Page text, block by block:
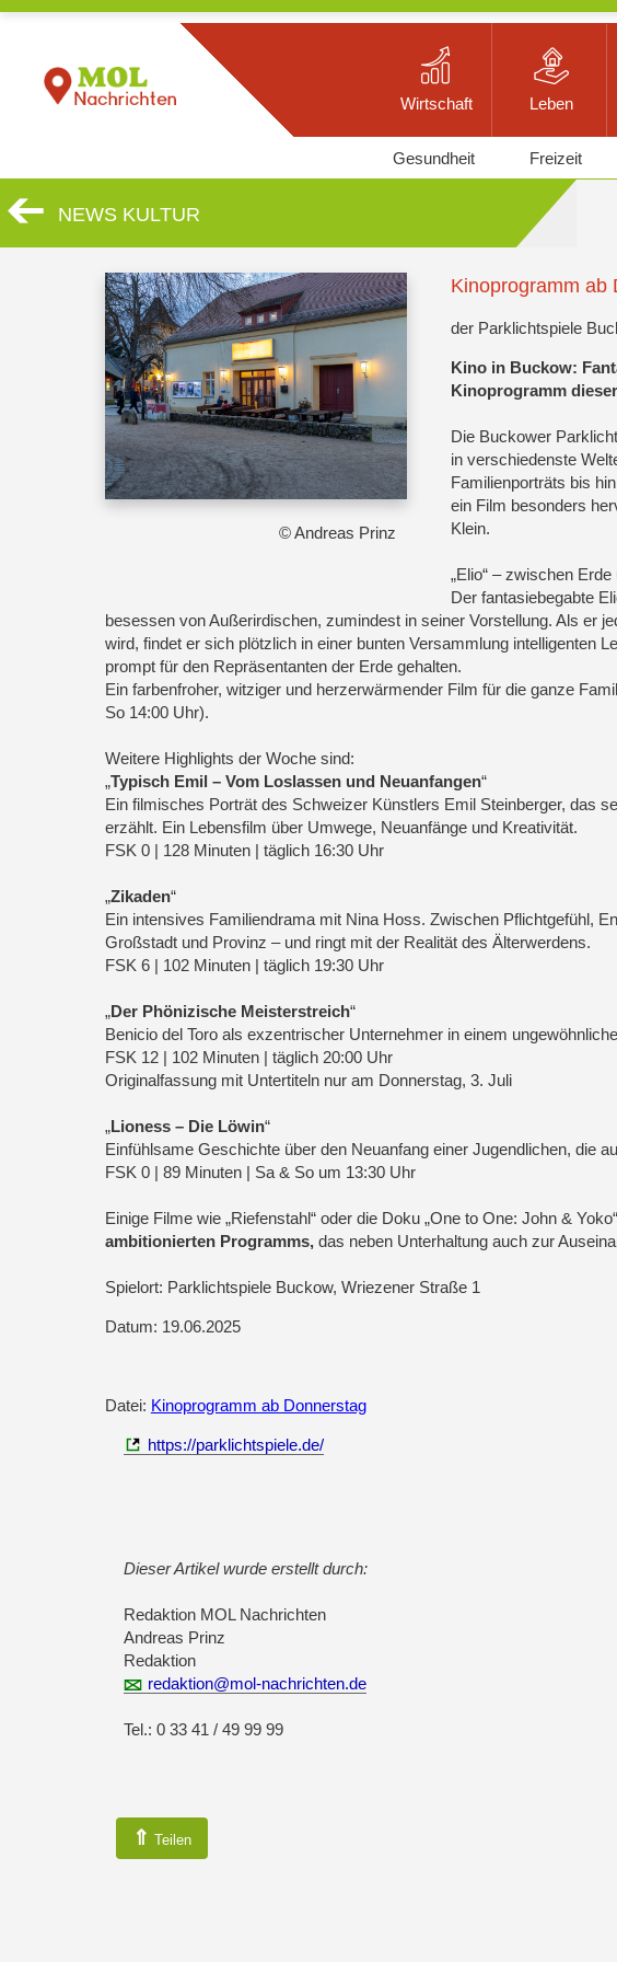
Wirtschaft Leben
Gesundheit Freizeit
NEWS KULTUR
© Andreas Prinz
Kinoprogramm ab
der Parklichtspiele
Kino in Buckow:
Kinoprogramm
Die Buckower
in verschiedenste
Familienporträts bis
ein Film besonders
Klein.
„Elio“ – zwischen
Der fantasiebegabte
besessen von Außerirdischen, zumindest in seiner Vorstellung. Als er
wird, findet er sich plötzlich in einer bunten Versammlung intelligenten
prompt für den Repräsentanten der Erde gehalten.
Ein farbenfroher, witziger und herzerwärmender Film für die ganze
So 14:00 Uhr).
Weitere Highlights der Woche sind:
„Typisch Emil – Vom Loslassen und Neuanfangen“
Ein filmisches Porträt des Schweizer Künstlers Emil Steinberger, das
erzählt. Ein Lebensfilm über Umwege, Neuanfänge und Kreativität.
FSK 0 | 128 Minuten | täglich 16:30 Uhr
„Zikaden“
Ein intensives Familiendrama mit Nina Hoss. Zwischen Pflichtgefühl,
Großstadt und Provinz – und ringt mit der Realität des Älterwerdens.
FSK 6 | 102 Minuten | täglich 19:30 Uhr
„Der Phönizische Meisterstreich“
Benicio del Toro als exzentrischer Unternehmer in einem
FSK 12 | 102 Minuten | täglich 20:00 Uhr
Originalfassung mit Untertiteln nur am Donnerstag, 3. Juli
„Lioness – Die Löwin“
Einfühlsame Geschichte über den Neuanfang einer Jugendlichen, die
FSK 0 | 89 Minuten | Sa & So um 13:30 Uhr
Einige Filme wie „Riefenstahl“ oder die Doku „One to One: John &
ambitionierten Programms,das neben Unterhaltung auch zur
Spielort: Parklichtspiele Buckow, Wriezener Straße 1
Datum: 19.06.2025
Datei: Kinoprogramm ab Donnerstag
https://parklichtspiele.de/
Dieser Artikel wurde erstellt durch:
Redaktion MOL Nachrichten
Andreas Prinz
Redaktion
redaktion@mol-nachrichten.de
Tel.: 0 33 41 / 49 99 99
⇑ Teilen